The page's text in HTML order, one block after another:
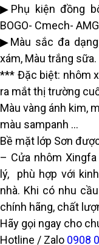
▶Phụ kiện đồng
BOGO- Cmech-
▶Màu sắc đa
xám, Màu trắng
*** Đặc biệt: nhôm
ra mắt thị trường
Màu vàng ánh kim,
màu sampanh …
Bề mặt lớp Sơn
– Cửa nhôm Xingfa
lý, phù hợp với
nhà. Khi có nhu
chính hãng, chất
Hãy gọi ngay cho
Hotline / Zalo 0908